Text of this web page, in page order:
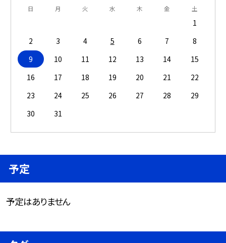
日 月 火 水 木 金 土
1
2
3 4 5 6 7
8
9
10 11 12 13 14
15
16
17 18 19 20 21
22
23
24 25 26 27 28
29
30
31
予定
予定はありません